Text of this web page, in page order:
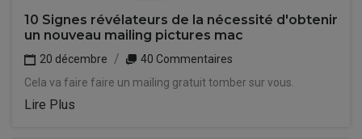
10 Signes révélateurs de la nécessité d'obtenir
un nouveau mailing pictures mac
20 décembre
40 Commentaires
Cela va faire faire un mailing gratuit tomber sur vous.
Lire Plus